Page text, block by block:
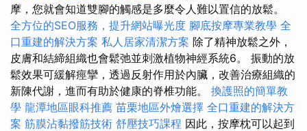
摩，您就會知道雙腳的觸感是多麼令人難以置信的放鬆。
全方位的SEO服務，提升網站曝光度 腳底按摩專業教學 全
口重建的解決方案 私人居家清潔方案 除了精神放鬆之外，
皮膚和結締組織也會鬆弛並刺激植物神經系統6。 振動的放
鬆效果可緩解痙攣，透過反射作用於內臟，改善治療組織的
新陳代謝，進而有助於健康的脊椎功能。 換護照的簡單教
學 龍潭地區眼科推薦 苗栗地區外燴選擇 全口重建的解決方
案 筋膜沾黏撥筋技術 舒壓技巧課程 因此，按摩枕可以起到